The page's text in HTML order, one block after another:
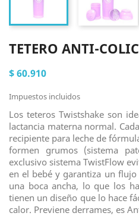
TETERO ANTI-
$ 60.910
Impuestos incluidos
Los teteros Twistshake son
lactancia materna normal.
recipiente para leche de
formen grumos (sistema
exclusivo sistema TwistFlow
en el bebé y garantiza un
una boca ancha, lo que los
tienen un diseño que lo hace
calor. Previene derrames, es